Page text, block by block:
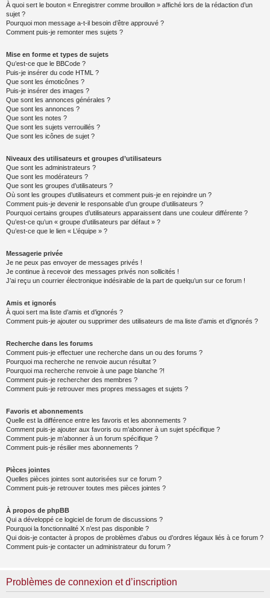
À quoi sert le bouton « Enregistrer comme brouillon » affiché lors de la rédaction d’un
sujet ?
Pourquoi mon message a-t-il besoin d’être approuvé ?
Comment puis-je remonter mes sujets ?
Mise en forme et types de sujets
Qu’est-ce que le BBCode ?
Puis-je insérer du code HTML ?
Que sont les émoticônes ?
Puis-je insérer des images ?
Que sont les annonces générales ?
Que sont les annonces ?
Que sont les notes ?
Que sont les sujets verrouillés ?
Que sont les icônes de sujet ?
Niveaux des utilisateurs et groupes d’utilisateurs
Que sont les administrateurs ?
Que sont les modérateurs ?
Que sont les groupes d’utilisateurs ?
Où sont les groupes d’utilisateurs et comment puis-je en rejoindre un ?
Comment puis-je devenir le responsable d’un groupe d’utilisateurs ?
Pourquoi certains groupes d’utilisateurs apparaissent dans une couleur différente ?
Qu’est-ce qu’un « groupe d’utilisateurs par défaut » ?
Qu’est-ce que le lien « L’équipe » ?
Messagerie privée
Je ne peux pas envoyer de messages privés !
Je continue à recevoir des messages privés non sollicités !
J’ai reçu un courrier électronique indésirable de la part de quelqu’un sur ce forum !
Amis et ignorés
À quoi sert ma liste d’amis et d’ignorés ?
Comment puis-je ajouter ou supprimer des utilisateurs de ma liste d’amis et d’ignorés ?
Recherche dans les forums
Comment puis-je effectuer une recherche dans un ou des forums ?
Pourquoi ma recherche ne renvoie aucun résultat ?
Pourquoi ma recherche renvoie à une page blanche ?!
Comment puis-je rechercher des membres ?
Comment puis-je retrouver mes propres messages et sujets ?
Favoris et abonnements
Quelle est la différence entre les favoris et les abonnements ?
Comment puis-je ajouter aux favoris ou m’abonner à un sujet spécifique ?
Comment puis-je m’abonner à un forum spécifique ?
Comment puis-je résilier mes abonnements ?
Pièces jointes
Quelles pièces jointes sont autorisées sur ce forum ?
Comment puis-je retrouver toutes mes pièces jointes ?
À propos de phpBB
Qui a développé ce logiciel de forum de discussions ?
Pourquoi la fonctionnalité X n’est pas disponible ?
Qui dois-je contacter à propos de problèmes d’abus ou d’ordres légaux liés à ce forum ?
Comment puis-je contacter un administrateur du forum ?
Problèmes de connexion et d’inscription